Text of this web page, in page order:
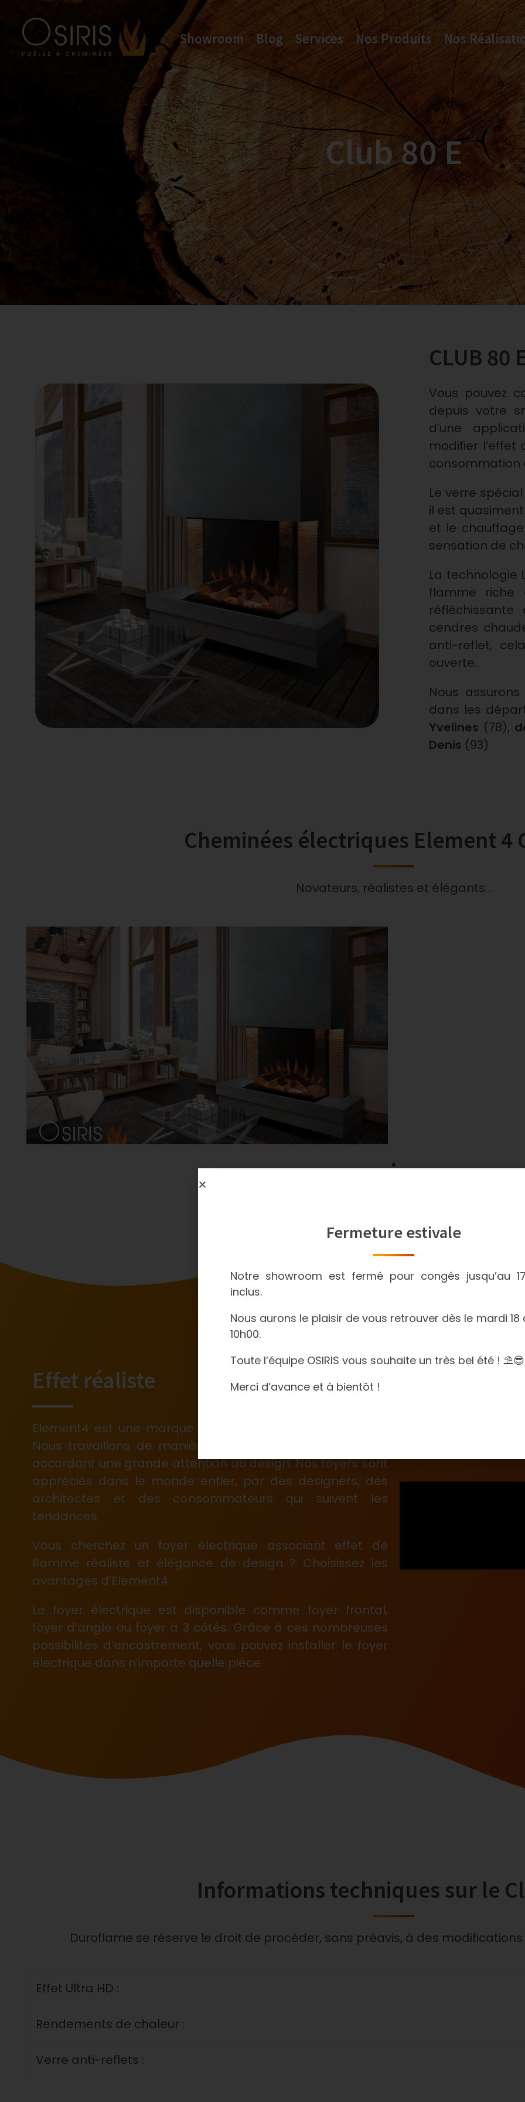
Showroom Blog Services Nos Produits Nos
Club 80 E
CLUB 80
Vous pouvez
depuis votre
d’une
modifier
consommation
Le verre
il est
et le
sensation de
La technologie
flamme
cendres
anti-reflet,
ouverte.
Nous
dans les
Yvelines (78),
Denis (93)
Cheminées électriques Element 4
Novateurs, réalistes et élégants…
Effet réaliste
Element4 est une marque néerlandaise haut de gamme.
Nous travaillons de manière pratique et réaliste, tout en
accordant une grande attention au design. Nos foyers sont
appréciés dans le monde entier, par des designers, des
architectes et des consommateurs qui suivent les
tendances.
Vous cherchez un foyer électrique associant effet de
flamme réaliste et élégance de design ? Choisissez les
avantages d’Element4.
Le foyer électrique est disponible comme foyer frontal,
foyer d’angle ou foyer à 3 côtés. Grâce à ces nombreuses
possibilités d’encastrement, vous pouvez installer le foyer
électrique dans n’importe quelle pièce.
Informations techniques sur le
Duroflame se réserve le droit de procéder, sans préavis, à des
Effet Ultra HD :
Rendements de chaleur :
Verre anti-reflets :
Fermeture estivale
Notre showroom est fermé pour congés jusqu’au
inclus.
Nous aurons le plaisir de vous retrouver dès le mardi 18
10h00.
Toute l’équipe OSIRIS vous souhaite un très bel été ! ⛱️😎
Merci d’avance et à bientôt !